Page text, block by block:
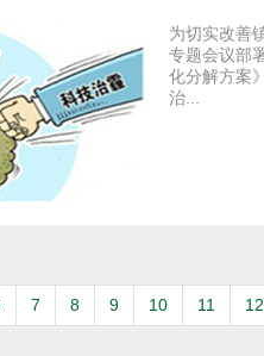
为切实改善
专题会议部
化分解方案
治...
7 8 9 10 11 12